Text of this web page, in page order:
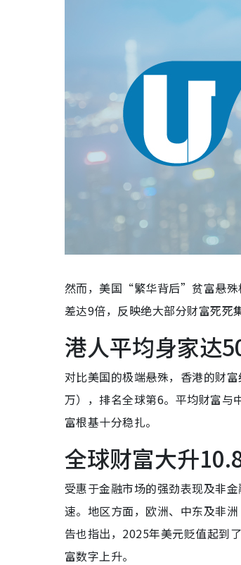
然而，美国“繁华背后”贫富悬殊
差达9倍，反映绝大部分财富死死
港人平均身家达
对比美国的极端悬殊，香港的财
万），排名全球第6。平均财富与
富根基十分稳扎。
全球财富大升
受惠于金融市场的强劲表现及非
速。地区方面，欧洲、中东及非
告也指出，2025年美元贬值起到
富数字上升。